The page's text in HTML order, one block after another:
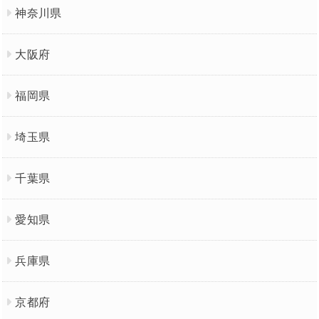
神奈川県
大阪府
福岡県
埼玉県
千葉県
愛知県
兵庫県
京都府